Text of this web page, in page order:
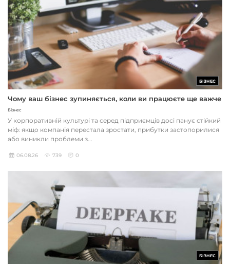
БІЗНЕС
Чому ваш бізнес зупиняється, коли ви працюєте ще важче
Бізнес
У корпоративній культурі та серед підприємців досі панує стійкий
міф: якщо компанія перестала зростати, прибутки застопорилися
або виникли проблеми з...
06.08.26 739 0
БІЗНЕС